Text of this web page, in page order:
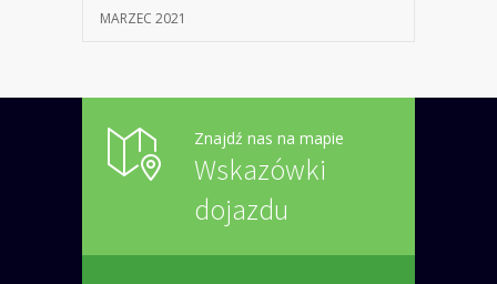
MARZEC 2021
Znajdź nas na mapie
Wskazówki
dojazdu